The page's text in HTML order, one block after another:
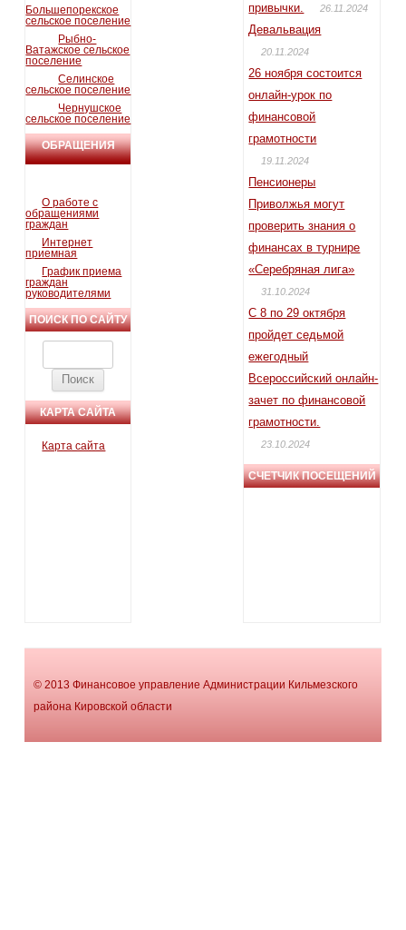
Большепорекское
сельское поселение
Рыбно-
Ватажское сельское
поселение
Селинское
сельское поселение
Чернушское
сельское поселение
ОБРАЩЕНИЯ
О работе с
обращениями
граждан
Интернет
приемная
График приема
граждан
руководителями
ПОИСК ПО САЙТУ
КАРТА САЙТА
Карта сайта
привычки.
26.11.2024
Девальвация
20.11.2024
26 ноября состоится
онлайн-урок по
финансовой
грамотности
19.11.2024
Пенсионеры
Приволжья могут
проверить знания о
финансах в турнире
«Серебряная лига»
31.10.2024
С 8 по 29 октября
пройдет седьмой
ежегодный
Всероссийский онлайн-
зачет по финансовой
грамотности.
23.10.2024
СЧЕТЧИК ПОСЕЩЕНИЙ
© 2013 Финансовое управление Администрации Кильмезского
района Кировской области